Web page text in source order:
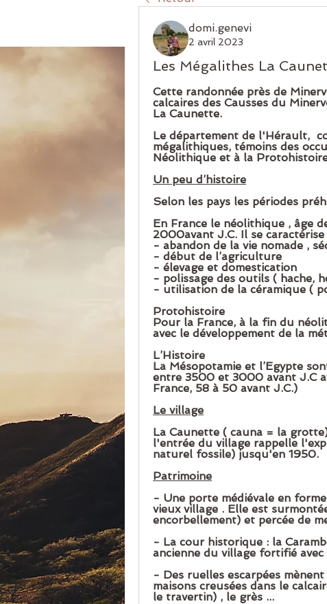
domi.genevi
2 avril 2023
Les Mégalithes La
Cette randonnée près de
calcaires des Causses du
La Caunette.
Le département de l'Hérault,
mégalithiques, témoins des
Néolithique et à la
Un peu d’histoire
Selon les pays les périodes
En France le néolithique , âge
2000avant J.C. Il se caractérise
- abandon de la vie nomade ,
- début de l’agriculture
- élevage et domestication
- polissage des outils ( hache,
- utilisation de la céramique (
Protohistoire
Pour la France, à la fin du
avec le développement de la
L’Histoire
La Mésopotamie et l’Egypte
entre 3500 et 3000 avant J.C
France, 58 à 50 avant J.C.)
Le village
La Caunette ( cauna = la
l'entrée du village rappelle
naturel fossile) jusqu'en 1950.
Patrimoine
- Une porte médiévale en
vieux village . Elle est
encorbellement) et percée de
- La cour historique : la
ancienne du village fortifié
- Des ruelles escarpées
maisons creusées dans le
le travertin) , le grès ...